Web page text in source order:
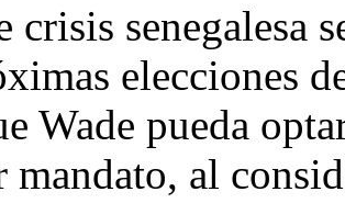
crisis senegalesa
elecciones
Wade pueda
mandato, al